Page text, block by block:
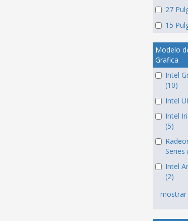
27
15
Modelo
Grafica
Intel
(10)
Intel
Intel
(5)
Series
Intel
(2)
mostrar